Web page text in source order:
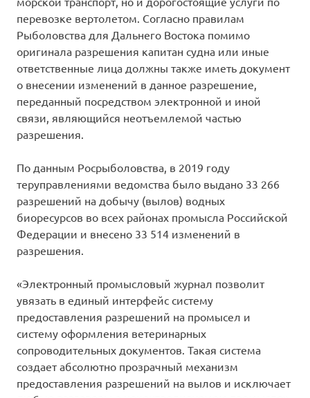
перевозке вертолетом. Согласно правилам
Рыболовства для Дальнего Востока помимо
оригинала разрешения капитан судна или иные
ответственные лица должны также иметь документ
о внесении изменений в данное разрешение,
переданный посредством электронной и иной
связи, являющийся неотъемлемой частью
разрешения.
По данным Росрыболовства, в 2019 году
теруправлениями ведомства было выдано 33 266
разрешений на добычу (вылов) водных
биоресурсов во всех районах промысла Российской
Федерации и внесено 33 514 изменений в
разрешения.
«Электронный промысловый журнал позволит
увязать в единый интерфейс систему
предоставления разрешений на промысел и
систему оформления ветеринарных
сопроводительных документов. Такая система
создает абсолютно прозрачный механизм
предоставления разрешений на вылов и исключает